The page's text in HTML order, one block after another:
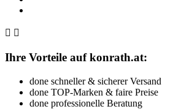
 
Ihre Vorteile auf konrath.at:
done schneller & sicherer Versand
done TOP-Marken & faire Preise
done professionelle Beratung